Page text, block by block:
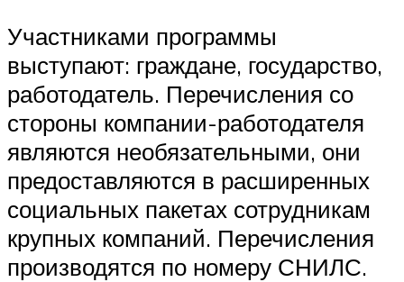
Участниками программы
выступают: граждане, государство,
работодатель. Перечисления со
стороны компании-работодателя
являются необязательными, они
предоставляются в расширенных
социальных пакетах сотрудникам
крупных компаний. Перечисления
производятся по номеру СНИЛС.